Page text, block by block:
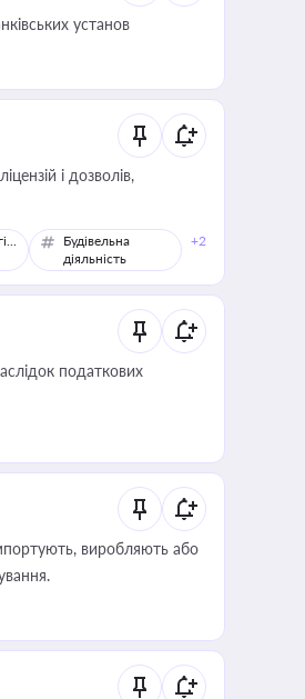
установ
і дозволів,
Торгівля
Будівельна
діяльність
+2
податкових
виробляють або